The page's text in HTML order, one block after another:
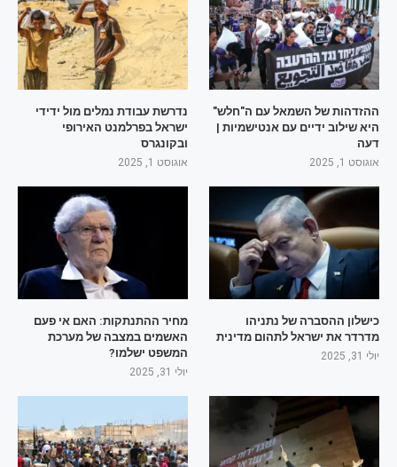
ההזדהות של השמאל עם ה"חלש"
היא שילוב ידיים עם אנטישמיות |
דעה
אוגוסט 1, 2025
נדרשת עבודת נמלים מול ידידי
ישראל בפרלמנט האירופי
ובקונגרס
אוגוסט 1, 2025
כישלון ההסברה של נתניהו
מדרדר את ישראל לתהום מדינית
יולי 31, 2025
מחיר ההתנתקות: האם אי פעם
האשמים במצבה של מערכת
המשפט ישלמו?
יולי 31, 2025